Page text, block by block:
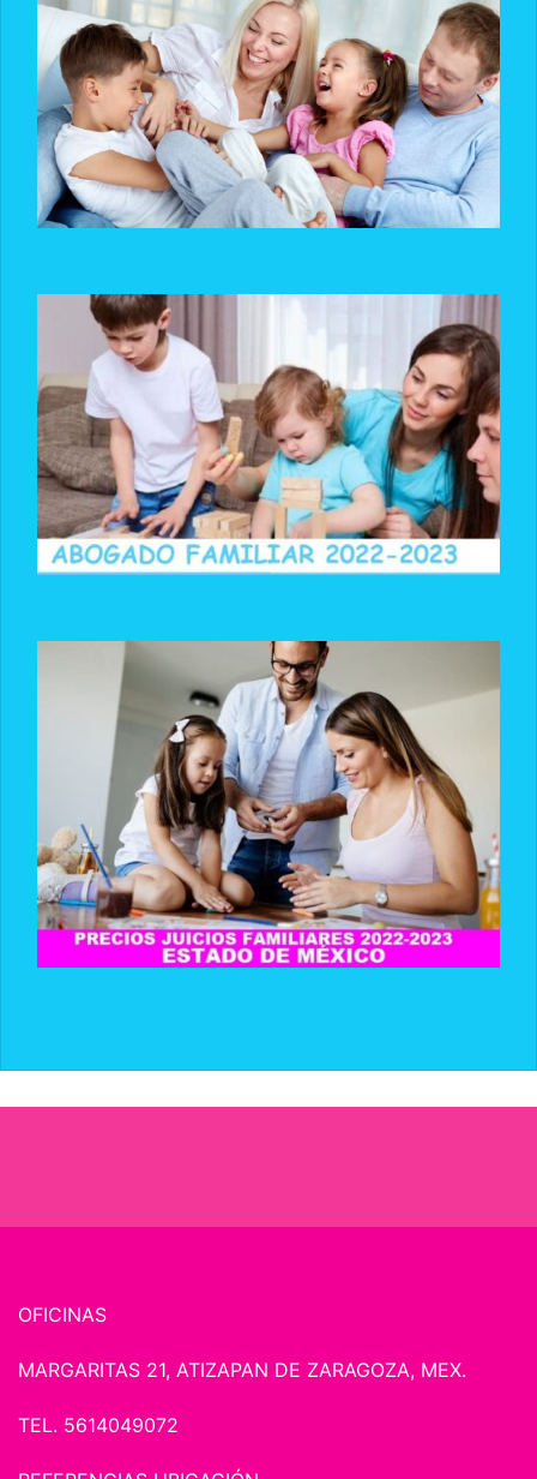
OFICINAS
MARGARITAS 21, ATIZAPAN DE ZARAGOZA, MEX.
TEL. 5614049072